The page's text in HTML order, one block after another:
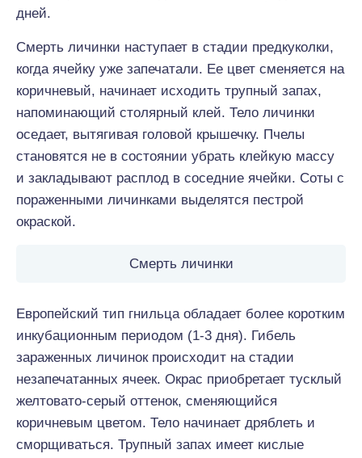
дней.
Смерть личинки наступает в стадии предкуколки,
когда ячейку уже запечатали. Ее цвет сменяется на
коричневый, начинает исходить трупный запах,
напоминающий столярный клей. Тело личинки
оседает, вытягивая головой крышечку. Пчелы
становятся не в состоянии убрать клейкую массу
и закладывают расплод в соседние ячейки. Соты с
пораженными личинками выделятся пестрой
окраской.
Смерть личинки
Европейский тип гнильца обладает более коротким
инкубационным периодом (1-3 дня). Гибель
зараженных личинок происходит на стадии
незапечатанных ячеек. Окрас приобретает тусклый
желтовато-серый оттенок, сменяющийся
коричневым цветом. Тело начинает дряблеть и
сморщиваться. Трупный запах имеет кислые